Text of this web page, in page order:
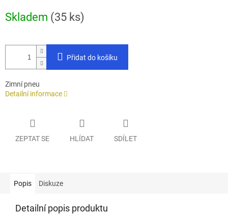
cena:
Skladem (35 ks)
Přidat do košíku
Zimní pneu
Detailní informace
ZEPTAT SE HLÍDAT SDÍLET
Popis Diskuze
Detailní popis produktu